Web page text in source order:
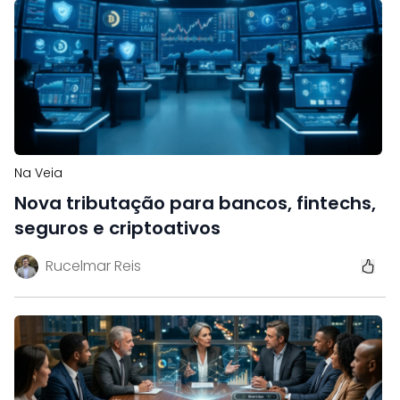
Na Veia
Nova tributação para bancos, fintechs,
seguros e criptoativos
Rucelmar Reis